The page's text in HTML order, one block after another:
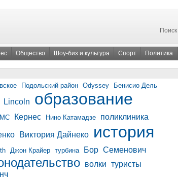
Поиск
Общество Шоу-биз и культура Спорт Политика
Подольский район Odyssey Бенисио Дель
Lincoln образование
Кернес Нино Катамадзе поликлиника
Виктория Дайнеко история
Джон Крайер турбина Бор Семенович
волки туристы